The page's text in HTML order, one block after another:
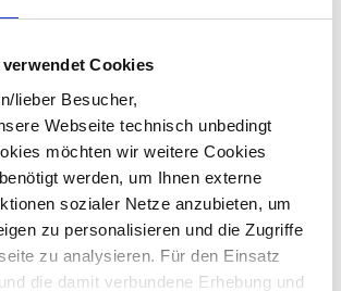
Cookies
lieber Besucher,
Webseite technisch unbedingt
möchten wir weitere Cookies
werden, um Ihnen externe
sozialer Netze anzubieten, um
zu personalisieren und die Zugriffe
zu analysieren. Für den Einsatz
die damit verbundene Erhebung und